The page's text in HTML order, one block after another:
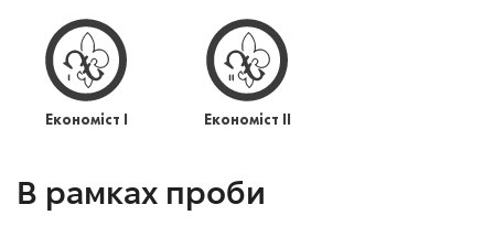
Економіст І Економіст ІІ
В рамках проби